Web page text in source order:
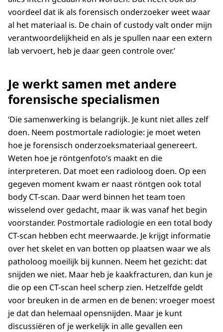
voordeel dat ik als forensisch onderzoeker weet waar
al het materiaal is. De chain of custody valt onder mijn
verantwoordelijkheid en als je spullen naar een extern
lab vervoert, heb je daar geen controle over.’
Je werkt samen met andere
forensische specialismen
‘Die samenwerking is belangrijk. Je kunt niet alles zelf
doen. Neem postmortale radiologie: je moet weten
hoe je forensisch onderzoeksmateriaal genereert.
Weten hoe je röntgenfoto’s maakt en die
interpreteren. Dat moet een radioloog doen. Op een
gegeven moment kwam er naast röntgen ook total
body CT-scan. Daar werd binnen het team toen
wisselend over gedacht, maar ik was vanaf het begin
voorstander. Postmortale radiologie en een total body
CT-scan hebben echt meerwaarde. Je krijgt informatie
over het skelet en van botten op plaatsen waar we als
patholoog moeilijk bij kunnen. Neem het gezicht: dat
snijden we niet. Maar heb je kaakfracturen, dan kun je
die op een CT-scan heel scherp zien. Hetzelfde geldt
voor breuken in de armen en de benen: vroeger moest
je dat dan helemaal opensnijden. Maar je kunt
discussiëren of je werkelijk in alle gevallen een